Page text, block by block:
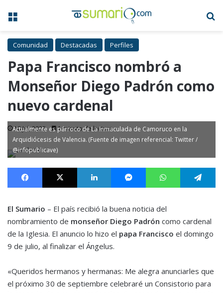
Menú
Comunidad Destacadas Perfiles
Papa Francisco nombró a
Monseñor Diego Padrón como
nuevo cardenal
10 Jul, 2023 1 minuto de lectura
Actualmente es párroco de La Inmaculada de Camoruco en la
Arquidiócesis de Valencia. (Fuente de imagen referencial: Twitter /
@infopublicave)
Facebook X LinkedIn MessengerWhatsApp
El Sumario – El país recibió la buena noticia del
nombramiento de monseñor Diego Padrón como cardenal
de la Iglesia. El anuncio lo hizo el papa Francisco el domingo
9 de julio, al finalizar el Ángelus.
«Queridos hermanos y hermanas: Me alegra anunciarles que
el próximo 30 de septiembre celebraré un Consistorio para